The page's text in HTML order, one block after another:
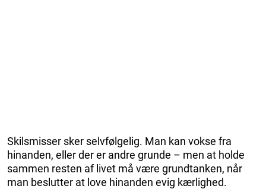
Skilsmisser sker selvfølgelig. Man kan vokse fra
hinanden, eller der er andre grunde – men at holde
sammen resten af livet må være grundtanken, når
man beslutter at love hinanden evig kærlighed.